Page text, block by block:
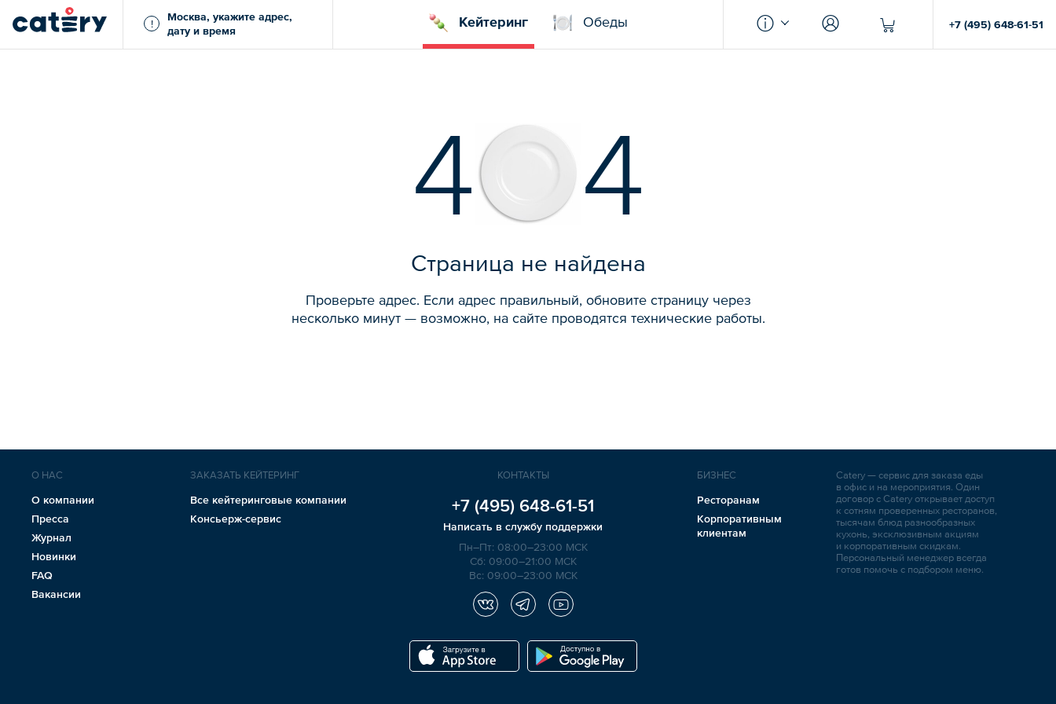
!
Москва, укажите адрес,
дату и время
Кейтеринг Обеды +7 (495) 648-61-51
4 4
Страница не найдена
Проверьте адрес. Если адрес правильный, обновите страницу через
несколько минут — возможно, на сайте проводятся технические работы.
О НАС
О компании
Пресса
Журнал
Новинки
FAQ
Вакансии
ЗАКАЗАТЬ КЕЙТЕРИНГ
Все кейтеринговые компании
Консьерж-сервис
КОНТАКТЫ
+7 (495) 648-61-51
Написать в службу поддержки
Пн–Пт: 08:00–23:00 МСК
Сб: 09:00–21:00 МСК
Вс: 09:00–23:00 МСК
БИЗНЕС
Ресторанам
Корпоративным
клиентам
Catery — сервис для заказа еды
в офис и на мероприятия. Один
договор с Catery открывает доступ
к сотням проверенных ресторанов,
тысячам блюд разнообразных
кухонь, эксклюзивным акциям
и корпоративным скидкам.
Персональный менеджер всегда
готов помочь с подбором меню.